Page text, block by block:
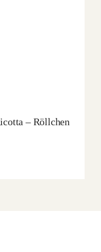
– Röllchen